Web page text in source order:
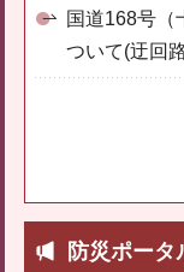
国道168号（
ついて(迂回
防災ポータ